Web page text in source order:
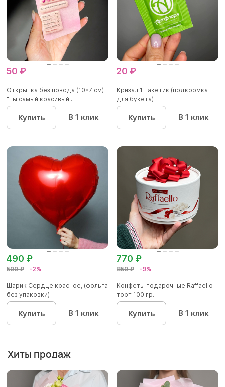
50 ₽
Открытка без повода (10*7 см)
"Ты самый красивый...
Купить В 1 клик
20 ₽
Кризал 1 пакетик (подкормка
для букета)
Купить В 1 клик
500 ₽ -2%
490 ₽
Шарик Сердце красное, (фольга
без упаковки)
Купить В 1 клик
850 ₽ -9%
770 ₽
Конфеты подарочные Raffaello
торт 100 гр.
Купить В 1 клик
Хиты продаж